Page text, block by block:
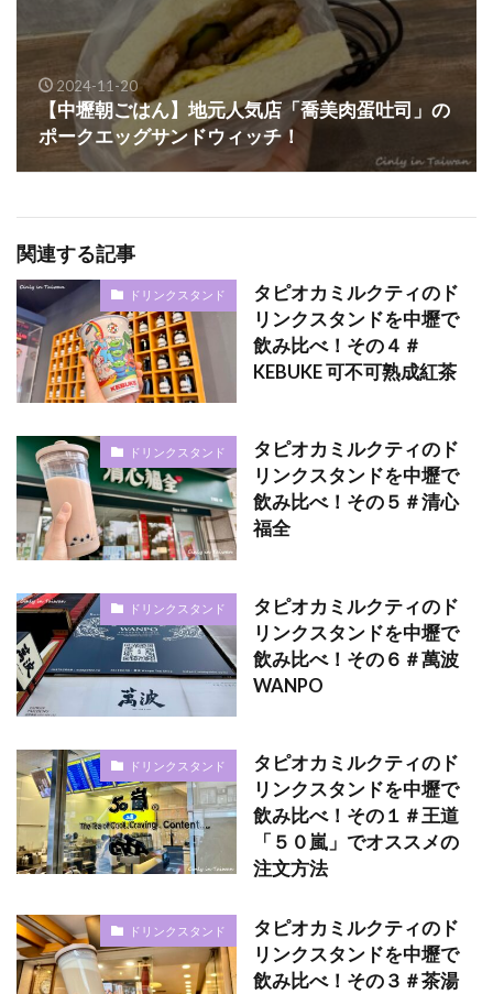
2024-11-20
【中壢朝ごはん】地元人気店「喬美肉蛋吐司」の
ポークエッグサンドウィッチ！
関連する記事
ドリンクスタンド
タピオカミルクティのド
リンクスタンドを中壢で
飲み比べ！その４＃
KEBUKE 可不可熟成紅茶
ドリンクスタンド
タピオカミルクティのド
リンクスタンドを中壢で
飲み比べ！その５＃清心
福全
ドリンクスタンド
タピオカミルクティのド
リンクスタンドを中壢で
飲み比べ！その６＃萬波
WANPO
ドリンクスタンド
タピオカミルクティのド
リンクスタンドを中壢で
飲み比べ！その１＃王道
「５０嵐」でオススメの
注文方法
ドリンクスタンド
タピオカミルクティのド
リンクスタンドを中壢で
飲み比べ！その３＃茶湯